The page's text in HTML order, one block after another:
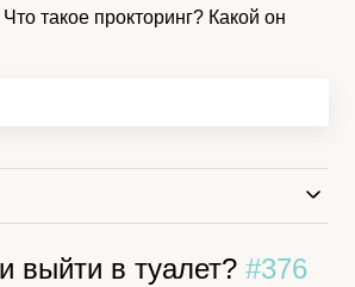
Что такое прокторинг? Какой он
выйти в туалет?#376